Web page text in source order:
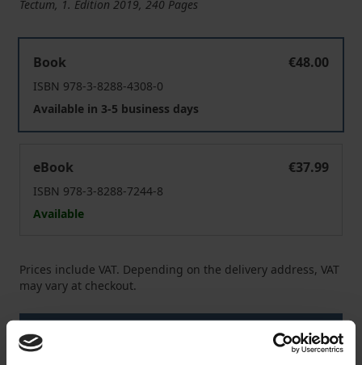
Tectum, 1. Edition 2019, 240 Pages
Book
€48.00
ISBN 978-3-8288-4308-0
Available in 3-5 business days
eBook
€37.99
ISBN 978-3-8288-7244-8
Available
Prices include VAT. Depending on the delivery address, VAT
may vary at checkout.